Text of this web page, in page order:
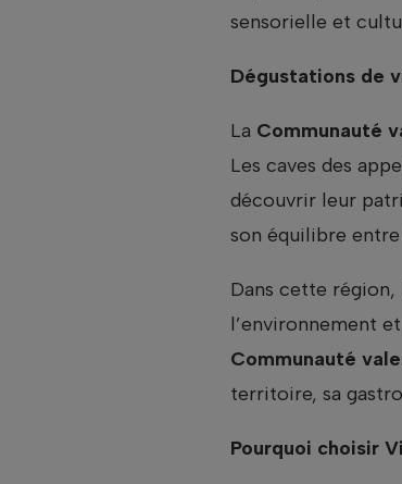
sensorielle et
Dégustations de
La Communauté
Les caves des
découvrir leur
son équilibre
Dans cette région,
l’environnement
Communauté
territoire, sa
Pourquoi choisir